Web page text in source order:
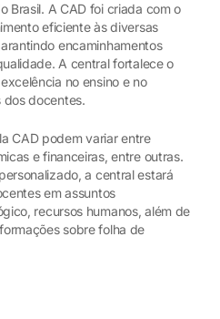
Brasil. A CAD foi criada com o
eficiente às diversas
encaminhamentos
A central fortalece o
no ensino e no
dos docentes.
CAD podem variar entre
e financeiras, entre outras.
a central estará
em assuntos
recursos humanos, além de
sobre folha de